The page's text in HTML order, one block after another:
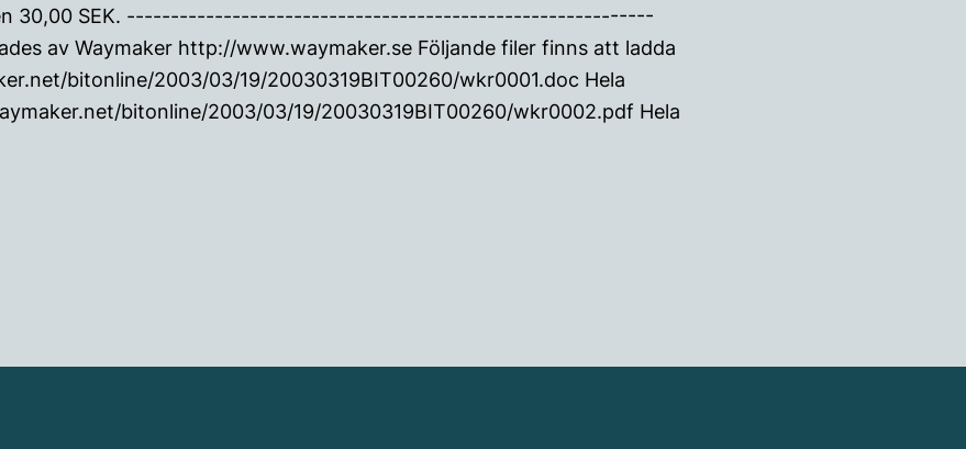
30,00 SEK. ------------------------------------------------------------
av Waymaker http://www.waymaker.se Följande filer finns att ladda
bitonline/2003/03/19/20030319BIT00260/wkr0001.doc Hela
bitonline/2003/03/19/20030319BIT00260/wkr0002.pdf Hela